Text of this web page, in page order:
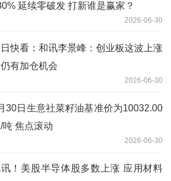
延续零破发 打新谁是赢家？
2026-06-30
快看：和讯李景峰：创业板这波上涨
有加仓机会
2026-06-30
30日生意社菜籽油基准价为10032.00
吨 焦点滚动
2026-06-30
！美股半导体股多数上涨 应用材料